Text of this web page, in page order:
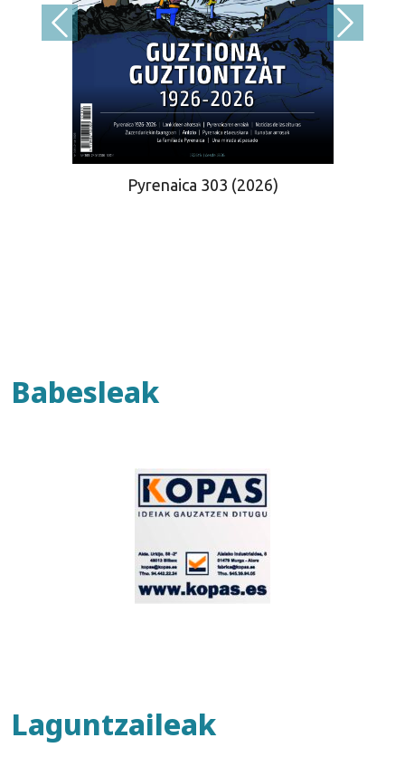
Pyrenaica 303 (2026)
Babesleak
Laguntzaileak